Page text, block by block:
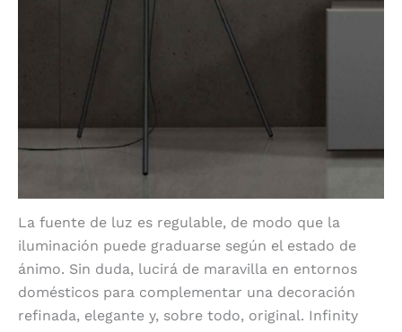
La fuente de luz es regulable, de modo que la
iluminación puede graduarse según el estado de
ánimo. Sin duda, lucirá de maravilla en entornos
domésticos para complementar una decoración
refinada, elegante y, sobre todo, original. Infinity